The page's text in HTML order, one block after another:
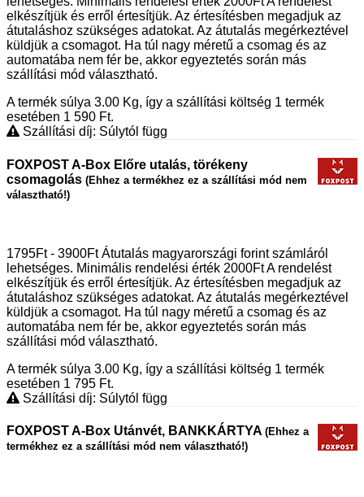
elkészítjük és erről értesítjük. Az értesítésben megadjuk az
átutaláshoz szükséges adatokat. Az átutalás megérkeztével
küldjük a csomagot. Ha túl nagy méretű a csomag és az
automatába nem fér be, akkor egyeztetés során más
szállítási mód választható.
A termék súlya 3.00 Kg, így a szállítási költség 1 termék
esetében 1 590 Ft.
Szállítási díj: Súlytól függ
FOXPOST A-Box Előre utalás, törékeny
csomagolás (Ehhez a termékhez ez a szállítási mód nem
választható!)
1795Ft - 3900Ft Átutalás magyarországi forint számláról
lehetséges. Minimális rendelési érték 2000Ft A rendelést
elkészítjük és erről értesítjük. Az értesítésben megadjuk az
átutaláshoz szükséges adatokat. Az átutalás megérkeztével
küldjük a csomagot. Ha túl nagy méretű a csomag és az
automatába nem fér be, akkor egyeztetés során más
szállítási mód választható.
A termék súlya 3.00 Kg, így a szállítási költség 1 termék
esetében 1 795 Ft.
Szállítási díj: Súlytól függ
FOXPOST A-Box Utánvét, BANKKÁRTYA (Ehhez a
termékhez ez a szállítási mód nem választható!)